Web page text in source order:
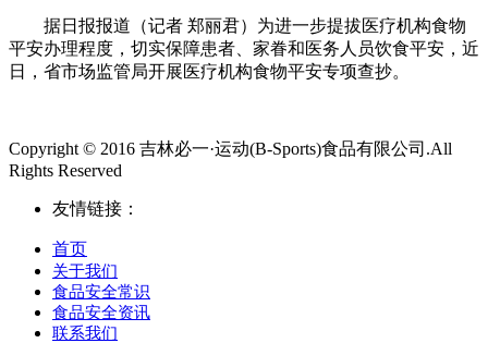
据日报报道（记者 郑丽君）为进一步提拔医疗机构食物
平安办理程度，切实保障患者、家眷和医务人员饮食平安，近
日，省市场监管局开展医疗机构食物平安专项查抄。
Copyright © 2016 吉林必一·运动(B-Sports)食品有限公司.All
Rights Reserved
友情链接：
首页
关于我们
食品安全常识
食品安全资讯
联系我们